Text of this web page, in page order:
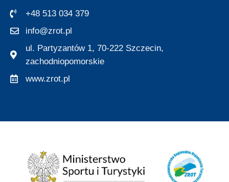
+48 513 034 379
info@zrot.pl
ul. Partyzantów 1, 70-222 Szczecin,
zachodniopomorskie
www.zrot.pl